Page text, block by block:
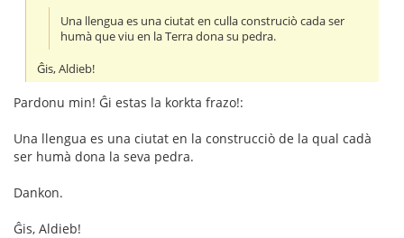
Una llengua es una ciutat en culla construciò cada ser
humà que viu en la Terra dona su pedra.
Ĝis, Aldieb!
Pardonu min! Ĝi estas la korkta frazo!:
Una llengua es una ciutat en la construcciò de la qual cadà
ser humà dona la seva pedra.
Dankon.
Ĝis, Aldieb!